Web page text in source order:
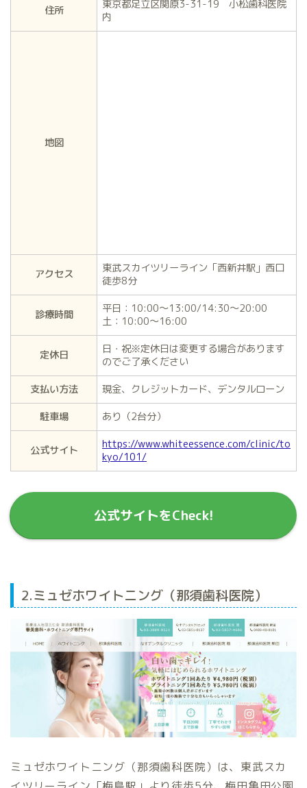
住所
東京都足立区関原3-31-19 小松歯科医院
内
地図
アクセス
東武スカイツリーライン「西新井駅」西口
徒歩8分
診療時間
平日：10:00～13:00/14:30～20:00
土：10:00～16:00
定休日
日・祝※定休日は変更する場合があります
のでご了承ください
支払い方法
現金、クレジットカード、デンタルローン
駐車場
あり（2台分）
公式サイト
https://www.whiteessence.com/clinic/to
kyo/101/
公式サイトをCheck!
2.ミュゼホワイトニング（那須歯科医院）
ミュゼホワイトニング（那須歯科医院）は、東武スカ